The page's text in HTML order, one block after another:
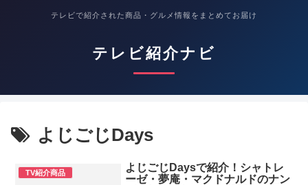
テレビで紹介された商品・グルメ情報をまとめてお届け
テレビ紹介ナビ
よじごじDays
TV紹介商品
よじごじDaysで紹介！シャトレ
ーゼ・夢庵・マクドナルドのナン